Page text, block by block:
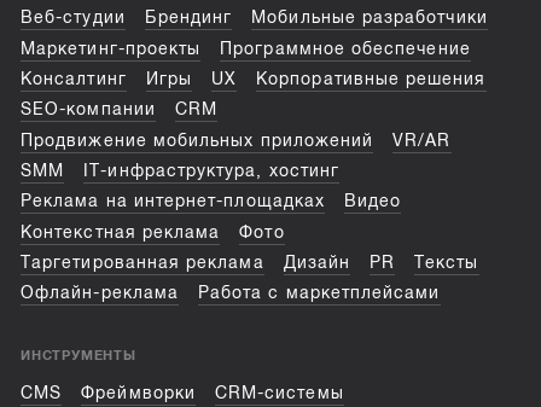
Веб-студии Брендинг
Мобильные разработчики
Маркетинг-проекты
Программное обеспечение
Консалтинг
Игры UX
Корпоративные решения
SEO-компании
CRM
Продвижение мобильных приложений
VR/AR
SMM
IT-инфраструктура, хостинг
Реклама на интернет-площадках
Видео
Контекстная реклама
Фото
Таргетированная реклама
Дизайн PR
Тексты
Офлайн-реклама
Работа с маркетплейсами
ИНСТРУМЕНТЫ
CMS Фреймворки
CRM-системы